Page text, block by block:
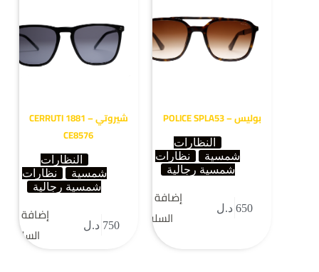
بوليس – POLICE SPLA53
النظارات
شمسية
نظارات
شمسية رجالية
650 د.ل
إضافة إلى
السلة
شيروتي – CERRUTI 1881
CE8576
النظارات
شمسية
نظارات
شمسية رجالية
750 د.ل
إضافة إلى
السلة